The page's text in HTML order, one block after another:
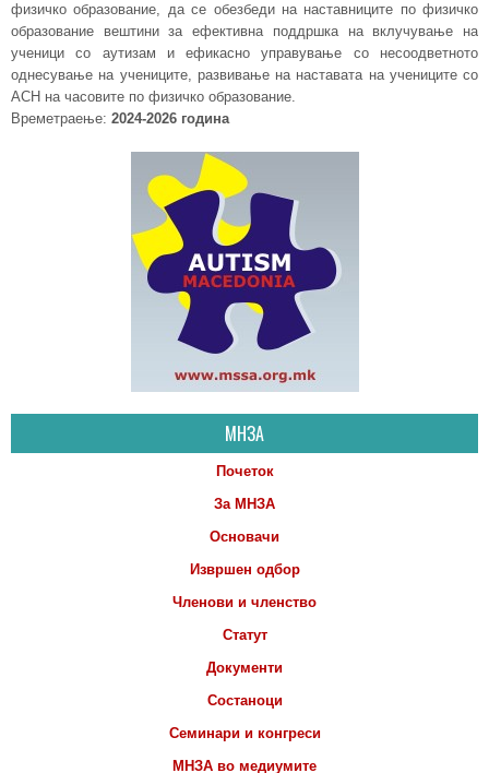
физичко образование, да се обезбеди на наставниците по физичко
образование вештини за ефективна поддршка на вклучување на
ученици со аутизам и ефикасно управување со несоодветното
однесување на учениците, развивање на наставата на учениците со
АСН на часовите по физичко образование.
Времетраење: 2024-2026 година
МНЗА
Почеток
За МНЗА
Основачи
Извршен одбор
Членови и членство
Статут
Документи
Состаноци
Семинари и конгреси
МНЗА во медиумите